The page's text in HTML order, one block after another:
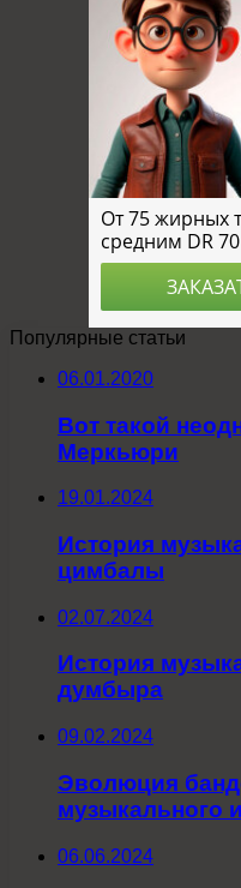
Популярные статьи
06.01.2020
Вот такой
Меркьюри
19.01.2024
История
цимбалы
02.07.2024
История
думбыра
09.02.2024
Эволюция
музыкального
06.06.2024